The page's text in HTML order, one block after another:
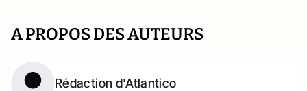
A PROPOS DES AUTEURS
Rédaction d'Atlantico